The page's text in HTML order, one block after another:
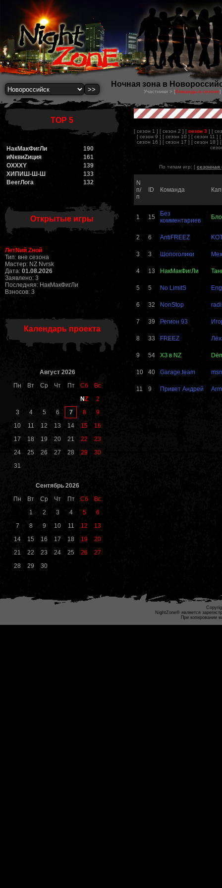
Ночная зона в
Участники > [Команды в сезоне]
TOP 5
НакМакФигЛи
190
иNквиZиция
161
OXXXY
139
ХИПИШ-Ш-Ш
133
BeerЛога
132
Открытые игры
ЛетNий Zной
Тип: вне сезона
Мастер: NZ Nvrsk
Дата: 01.08.2026
Заявлено: 3
Последняя: НакМакФигЛи
Взносов: 3
Календарь проекта
Август 2026
Пн
Вт Ср Чт Пт Сб
Вс
NZ
2
3
4 5 6 7 8
9
10
11 12 13 14 15
16
17
18 19 20 21 22
23
24
25 26 27 28 29
30
31
Сентябрь 2026
Пн
Вт Ср Чт Пт Сб
Вс
1
2 3 4 5
6
7
8 9 10 11 12
13
14
15 16 17 18 19
20
21
22 23 24 25 26
27
28
29 30
[ сезон 1 ] [ сезон 2 ] [ сезон 3 ] [
[ сезон 9 ] [ сезон 10 ] [ сезон 11 ]
сезон 16 ] [ сезон 17 ] [ сезон 18 ]
По типам игр: [ сезонная
N
п/
п
ID Команда
1 15
Без
комментариев
2 6 AntiFREEZ
3 3 Шопоголики
4 13 НакМакФигЛи
5 5 No LimitS
6 32 NonStop
7 39 Регион 93
8 33 FREEZ
9 54 ХЗ в NZ
10 40 Garage.team msn
11 9 Привет Андрей
NightZone® является
При копировании